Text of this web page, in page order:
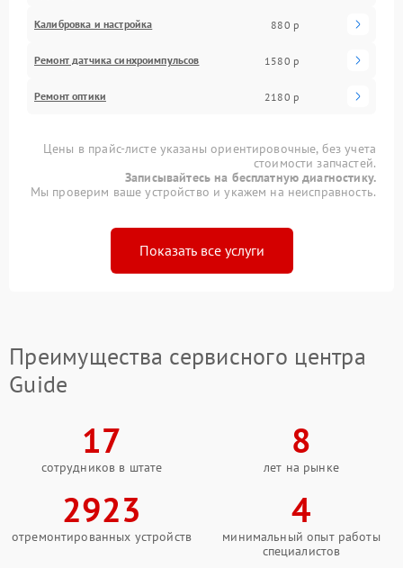
Калибровка и настройка 880 р
Ремонт датчика синхроимпульсов 1580 р
Ремонт оптики 2180 р
Цены в прайс-листе указаны ориентировочные, без учета
стоимости запчастей.
Записывайтесь на бесплатную диагностику.
Мы проверим ваше устройство и укажем на неисправность.
Показать все услуги
Преимущества сервисного центра
Guide
17
сотрудников в штате
8
лет на рынке
2923
отремонтированных устройств
4
минимальный опыт работы
специалистов